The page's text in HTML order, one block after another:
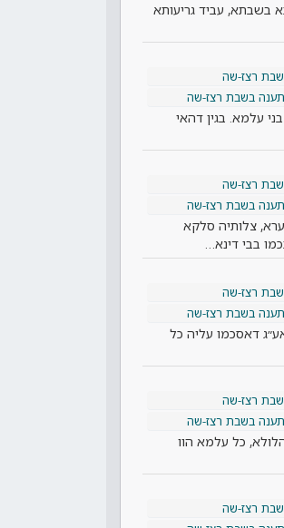
בשבתא, עביד גריעותא
רצז-שה
בשבת רצז-שה
עלמא. בגין דהאי
רצז-שה
בשבת רצז-שה
צלותיה סלקא
בבי דינא…
רצז-שה
בשבת רצז-שה
דאסכמו עליה כל
רצז-שה
בשבת רצז-שה
כל עלמא הוו
רצז-שה